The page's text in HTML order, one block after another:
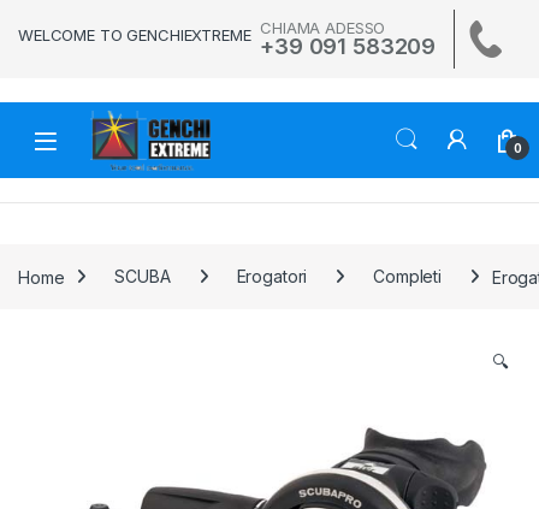
WELCOME TO GENCHIEXTREME CHIAMA ADESSO
+39 091 583209
0
Home SCUBA Erogatori Completi
🔍